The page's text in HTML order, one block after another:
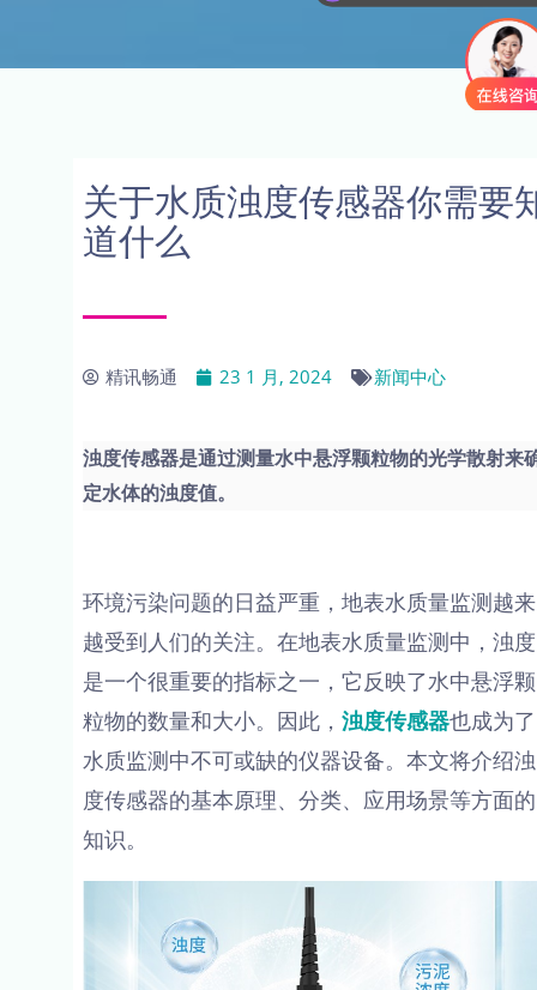
关于水质浊度传感器你需要
道什么
精讯畅通 23 1 月, 2024 新闻中心
浊度传感器是通过测量水中悬浮颗粒物的光学散射来
定水体的浊度值。
环境污染问题的日益严重，地表水质量监测越来
越受到人们的关注。在地表水质量监测中，浊度
是一个很重要的指标之一，它反映了水中悬浮颗
粒物的数量和大小。因此， 浊度传感器也成为了
水质监测中不可或缺的仪器设备。本文将介绍浊
度传感器的基本原理、分类、应用场景等方面的
知识。